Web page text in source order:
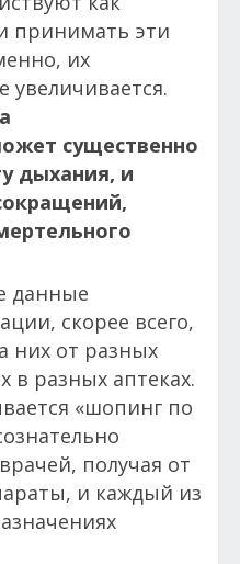
принимать эти
их
увеличивается.
существенно
дыхания, и
данные
скорее всего,
них от разных
в разных аптеках.
«шопинг по
получая от
и каждый из